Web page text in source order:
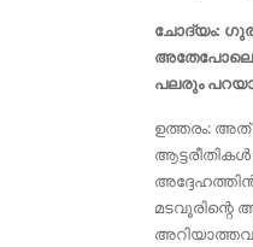
ചോദ്യം: ഗുരു
അതേപോലെ
പലരും
ഉത്തരം: അത്
മടവൂരിന്റെ